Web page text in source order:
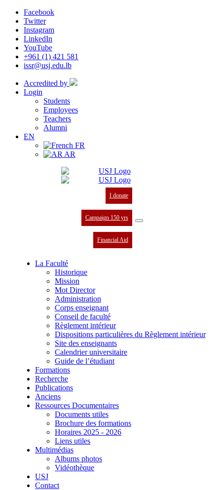
Facebook
Twitter
Instagram
LinkedIn
YouTube
+961 (1) 421 581
issr@usj.edu.lb
Accredited by
Login
Students
Employees
Teachers
Alumni
EN
FR
AR
I donate
Campaign 150 yrs
Financial Aid
La Faculté
Historique
Mission
Mot Director
Administration
Corps enseignant
Conseil de faculté
Règlement intérieur
Dispositions particulières du Règlement intérieur
Site des enseignants
Calendrier universitaire
Guide de l’étudiant
Formations
Recherche
Publications
Anciens
Ressources Documentaires
Documents utiles
Brochure des formations
Horaires 2025 - 2026
Liens utiles
Multimédias
Albums photos
Vidéothèque
USJ
Contact